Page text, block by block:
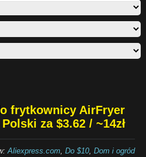
frytkownicy AirFryer
za $3.62 / ~14zł
Aliexpress.com, Do $10, Dom i ogród